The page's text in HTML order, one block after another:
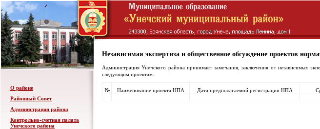
О районе
Районный Совет
Администрация района
Контрольно-счетная палата
Унечского района
Независимая экспертиза и общественное обсуждение проектов
Администрация Унечского района принимает замечания, заключения от независимых
следующим проектам:
№ Наименование проекта НПА Дата предполагаемой регистрации НПА